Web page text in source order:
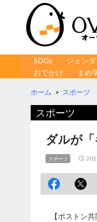
コンテンツへ移動
SDGs ジェン
おでかけ
まめ
ホーム > スポーツ
スポーツ
ダルが
スポーツ
【ボストン